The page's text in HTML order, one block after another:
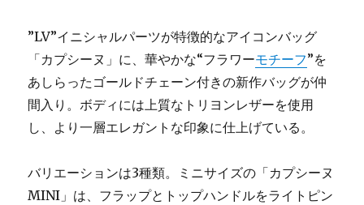
”LV”イニシャルパーツが特徴的なアイコンバッグ
「カプシーヌ」に、華やかな“フラワーモチーフ”を
あしらったゴールドチェーン付きの新作バッグが仲
間入り。ボディには上質なトリヨンレザーを使用
し、より一層エレガントな印象に仕上げている。
バリエーションは3種類。ミニサイズの「カプシーヌ
MINI」は、フラップとトップハンドルをライトピン